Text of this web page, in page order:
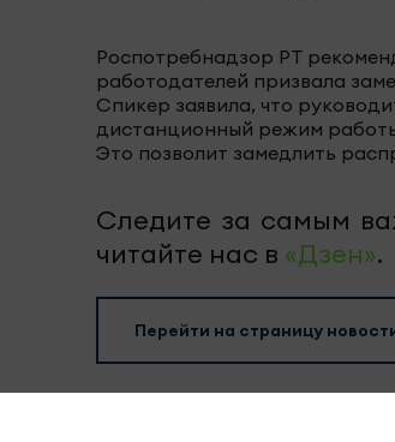
Роспотребнадзор РТ
работодателей призвала
Спикер заявила, что
дистанционный режим
Это позволит замедлить
Следите за самым
читайте нас в «Дзен».
Перейти на страницу